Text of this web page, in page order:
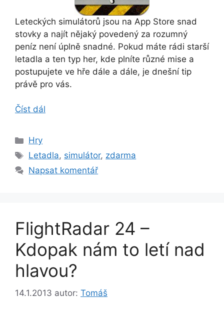
Leteckých simulátorů jsou na App Store snad
stovky a najít nějaký povedený za rozumný
peníz není úplně snadné. Pokud máte rádi starší
letadla a ten typ her, kde plníte různé mise a
postupujete ve hře dále a dále, je dnešní tip
právě pro vás.
Číst dál
Rubriky
Hry
Štítky
Letadla, simulátor, zdarma
Napsat komentář
FlightRadar 24 –
Kdopak nám to letí nad
hlavou?
14.1.2013 autor: Tomáš